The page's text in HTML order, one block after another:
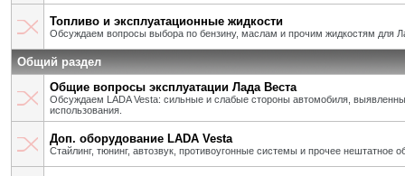
Топливо и эксплуатационные жидкости
Обсуждаем вопросы выбора по бензину, маслам и прочим жидкостям для
Общий раздел
Общие вопросы эксплуатации Лада Веста
Обсуждаем LADA Vesta: сильные и слабые стороны автомобиля,
использования.
Доп. оборудование LADA Vesta
Стайлинг, тюнинг, автозвук, противоугонные системы и прочее нештатное